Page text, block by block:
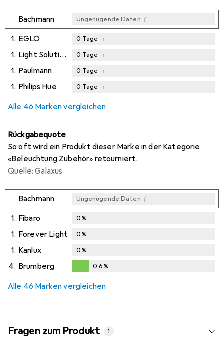
Bachmann Ungenügende Daten i
1. EGLO 0 Tage i
1. Light Solutions 0 Tage i
1. Paulmann 0 Tage i
1. Philips Hue 0 Tage i
Alle 46 Marken vergleichen
Rückgabequote
So oft wird ein Produkt dieser Marke in der Kategorie
«Beleuchtung Zubehör» retourniert.
Quelle: Galaxus
Bachmann Ungenügende Daten i
1. Fibaro 0%
1. Forever Light 0%
1. Kanlux 0%
4. Brumberg 0,6%
Alle 46 Marken vergleichen
Fragen zum Produkt 1